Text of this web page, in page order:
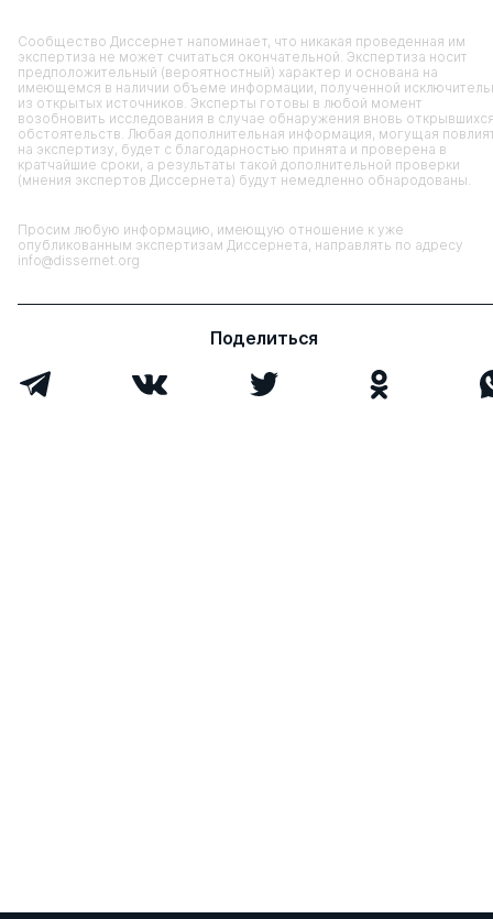
Сообщество Диссернет напоминает, что никакая проведенная им
экспертиза не может считаться окончательной. Экспертиза носит
предположительный (вероятностный) характер и основана на
имеющемся в наличии объеме информации, полученной
из открытых источников. Эксперты готовы в любой момент
возобновить исследования в случае обнаружения вновь
обстоятельств. Любая дополнительная информация, могущая
на экспертизу, будет с благодарностью принята и проверена в
кратчайшие сроки, а результаты такой дополнительной проверки
(мнения экспертов Диссернета) будут немедленно обнародованы.
Просим любую информацию, имеющую отношение к уже
опубликованным экспертизам Диссернета, направлять по адресу
info@dissernet.org
Поделиться